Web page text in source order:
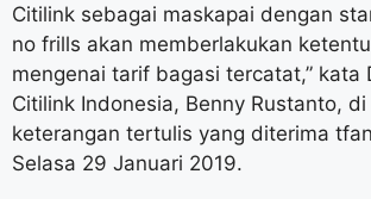
Citilink sebagai maskapai dengan
no frills akan memberlakukan
mengenai tarif bagasi tercatat,” kata
Citilink Indonesia, Benny Rustanto,
keterangan tertulis yang diterima
Selasa 29 Januari 2019.